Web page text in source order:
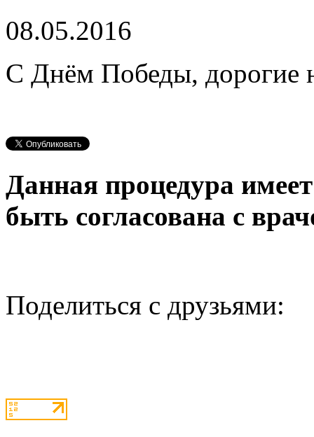
08.05.2016
С Днём Победы, дорогие
Данная процедура
быть согласована с
Поделиться с друзьями: